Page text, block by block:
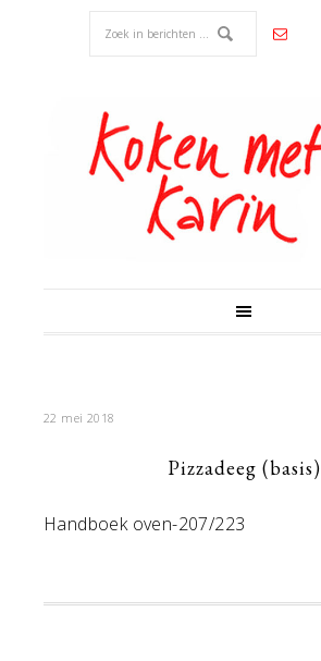
22 mei 2018
Pizzadeeg (basis)
Handboek oven-207/223